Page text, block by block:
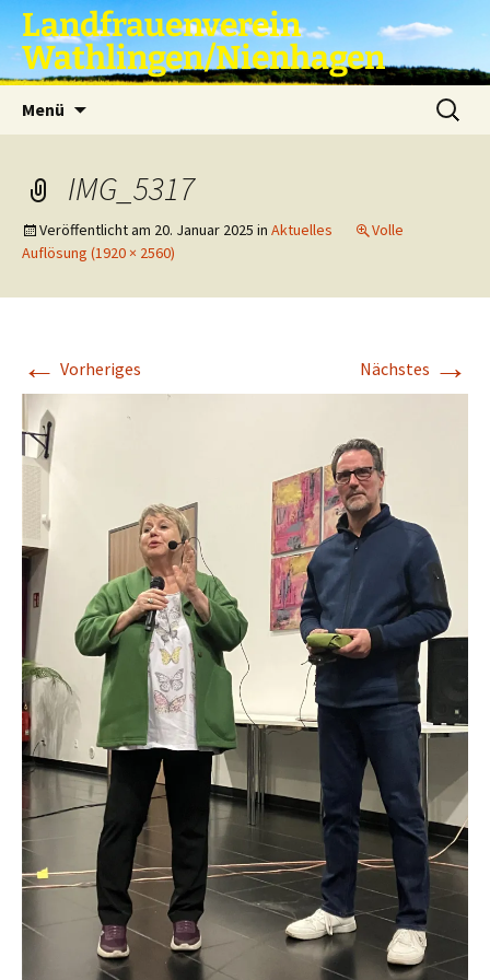
Zum
Inhalt
springen
Landfrauenverein
Wathlingen/Nienhagen
Menü
Suche
nach:
IMG_5317
Veröffentlicht am 20. Januar 2025 in Aktuelles
Volle
Auflösung (1920 × 2560)
← Vorheriges Nächstes →